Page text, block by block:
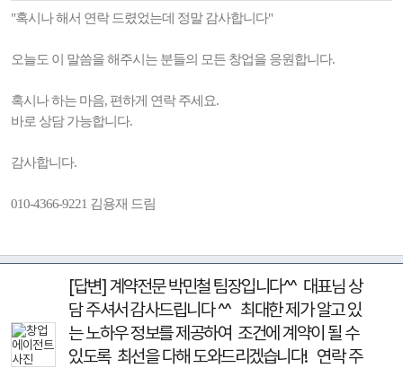
"혹시나 해서 연락 드렸었는데 정말 감사합니다"
오늘도 이 말씀을 해주시는 분들의 모든 창업을 응원합니다.
혹시나 하는 마음, 편하게 연락 주세요.
바로 상담 가능합니다.
감사합니다.
010-4366-9221 김용재 드림
[답변] 계약전문 박민철 팀장입니다^^ 대표님 상
담 주셔서 감사드립니다 ^^ 최대한 제가 알고 있
는 노하우 정보를 제공하여 조건에 계약이 될 수
있도록 최선을 다해 도와드리겠습니다! 연락 주